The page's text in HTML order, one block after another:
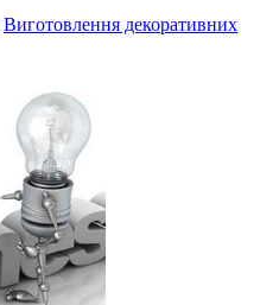
Виготовлення декоративних